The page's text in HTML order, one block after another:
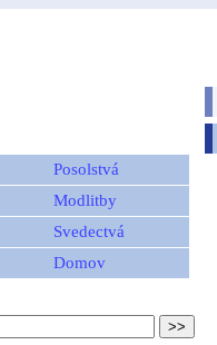
Posolstvá
Modlitby
Svedectvá
Domov